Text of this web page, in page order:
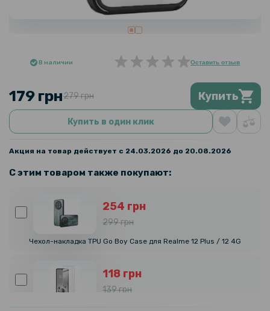
В наличии Оставить отзыв
179 грн279 грн Купить
Купить в один клик
Акция на товар действует с 24.03.2026 до 20.08.2026
С этим товаром также покупают:
254 грн
299 грн
Чехол-накладка TPU Go Boy Case для Realme 12 Plus / 12 4G
118 грн
139 грн
Защитное стекло Tempered Glass 0.3mm для Realme 12 Plus / 12